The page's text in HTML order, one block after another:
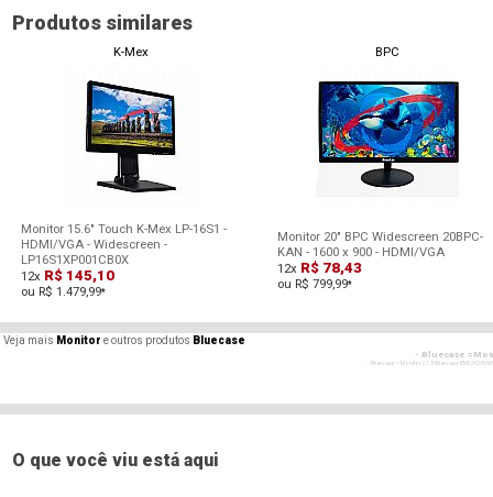
Produtos similares
K-Mex
Monitor 15.6" Touch K-Mex LP-16S1 -
HDMI/VGA - Widescreen -
LP16S1XP001CB0X
12x R$ 145,10
ou R$ 1.479,99*
BPC
Monitor 20" BPC Widescreen 20BPC-
KAN - 1600 x 900 - HDMI/VGA
12x R$ 78,43
ou R$ 799,99*
Veja mais Monitor e outros produtos Bluecase
- Bluecase
- - Bluecase = Monitor 21.5 Bluecase
O que você viu está aqui